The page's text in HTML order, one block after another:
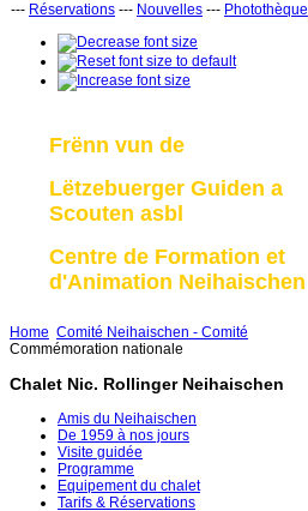
--- Réservations --- Nouvelles --- Photothèque
Frënn vun de
Lëtzebuerger Guiden a
Scouten asbl
Centre de Formation et
d'Animation Neihaischen
Home Comité Neihaischen - Comité
Commémoration nationale
Chalet Nic. Rollinger Neihaischen
Amis du Neihaischen
De 1959 à nos jours
Visite guidée
Programme
Equipement du chalet
Tarifs & Réservations